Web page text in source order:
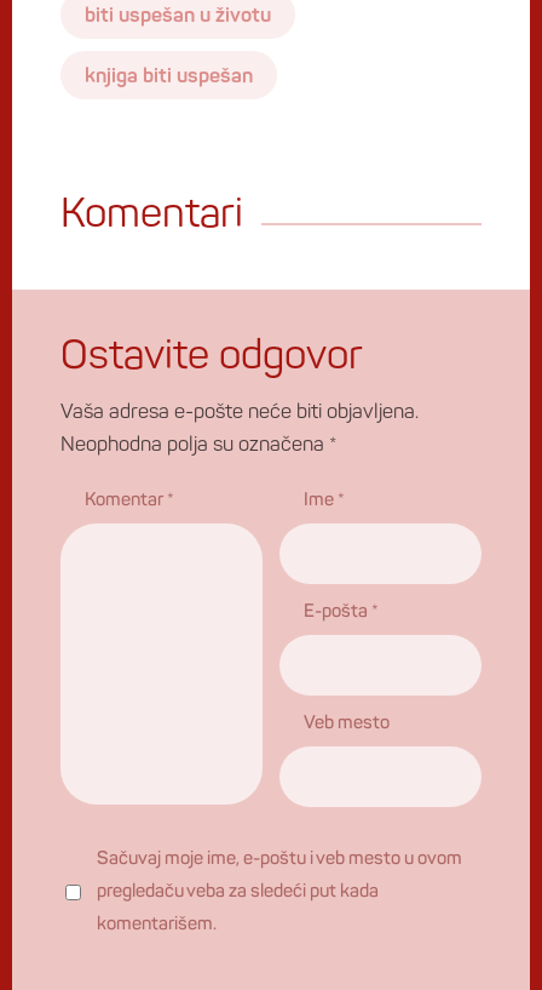
biti uspešan u životu
knjiga biti uspešan
Komentari
Ostavite odgovor
Vaša adresa e-pošte neće biti objavljena.
Neophodna polja su označena *
Komentar * Ime *
E-pošta *
Veb mesto
Sačuvaj moje ime, e-poštu i veb mesto u ovom
pregledaču veba za sledeći put kada
komentarišem.